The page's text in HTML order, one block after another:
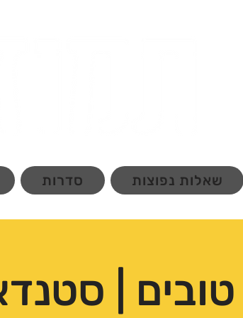
סדרות שאלות נפוצות
|